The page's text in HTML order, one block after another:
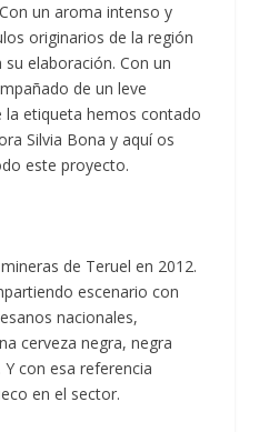
un aroma intenso y
originarios de la región
elaboración. Con un
de un leve
la etiqueta hemos contado
Silvia Bona y aquí os
este proyecto.
de Teruel en 2012.
escenario con
nacionales,
cerveza negra, negra
con esa referencia
en el sector.